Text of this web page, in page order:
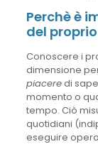
Perchè è
del
Conoscere i
dimensione
piaceredi
momento o
tempo. Ciò
quotidiani
eseguire